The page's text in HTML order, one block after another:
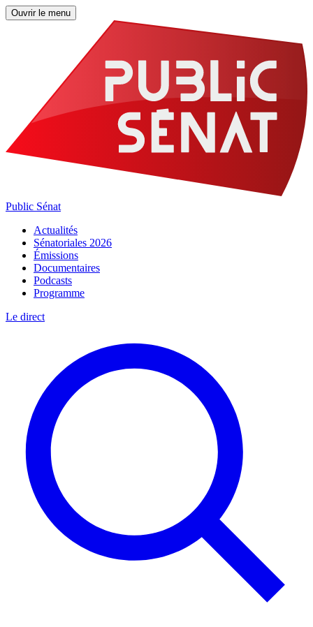
Ouvrir le menu
Public Sénat
Actualités
Sénatoriales 2026
Émissions
Documentaires
Podcasts
Programme
Le direct